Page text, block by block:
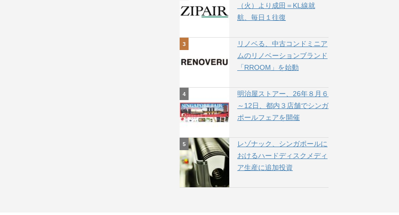
（火）より成田＝KL線就
航、毎日１往復
リノベる、中古コンドミニア
ムのリノベーションブランド
「RROOM」を始動
明治屋ストアー、26年８月６
～12日、都内３店舗でシンガ
ポールフェアを開催
レゾナック、シンガポールに
おけるハードディスクメディ
ア生産に追加投資